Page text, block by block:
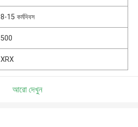
8-15 কর্মদিবস
500
XRX
আরো দেখুন